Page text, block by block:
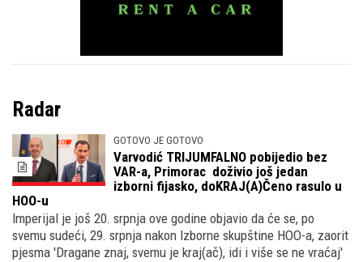
Radar
GOTOVO JE GOTOVO
Varvodić TRIJUMFALNO pobijedio bez
VAR-a, Primorac doživio još jedan
izborni fijasko, doKRAJ(A)Čeno rasulo u
HOO-u
Imperijal je još 20. srpnja ove godine objavio da će se, po
svemu sudeći, 29. srpnja nakon Izborne skupštine HOO-a, zaorit
pjesma 'Dragane znaj, svemu je kraj(ač), idi i više se ne vraćaj'